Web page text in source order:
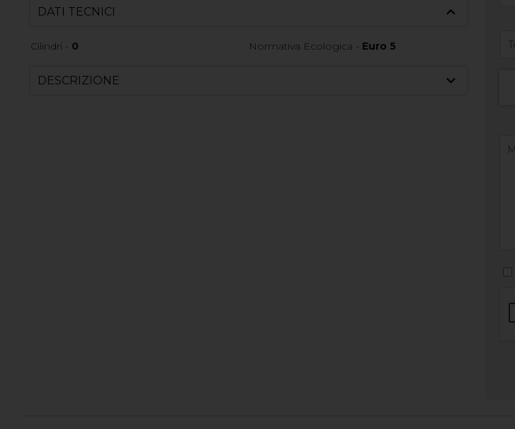
DATI TECNICI
Cilindri - 0 Normativa Ecologica - Euro 5
DESCRIZIONE